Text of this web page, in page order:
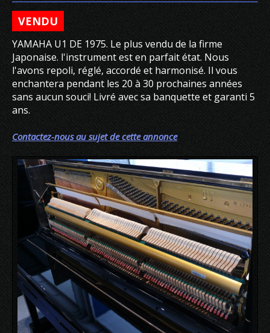
VENDU
YAMAHA U1 DE 1975. Le plus vendu de la firme
Japonaise. l'instrument est en parfait état. Nous
l'avons repoli, réglé, accordé et harmonisé. Il vous
enchantera pendant les 20 à 30 prochaines années
sans aucun souci! Livré avec sa banquette et garanti 5
ans.
Contactez-nous au sujet de cette annonce